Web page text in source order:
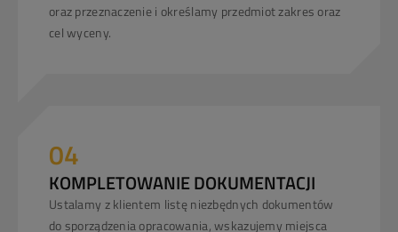
oraz przeznaczenie i określamy przedmiot zakres oraz
cel wyceny.
04
KOMPLETOWANIE DOKUMENTACJI
Ustalamy z klientem listę niezbędnych dokumentów
do sporządzenia opracowania, wskazujemy miejsca